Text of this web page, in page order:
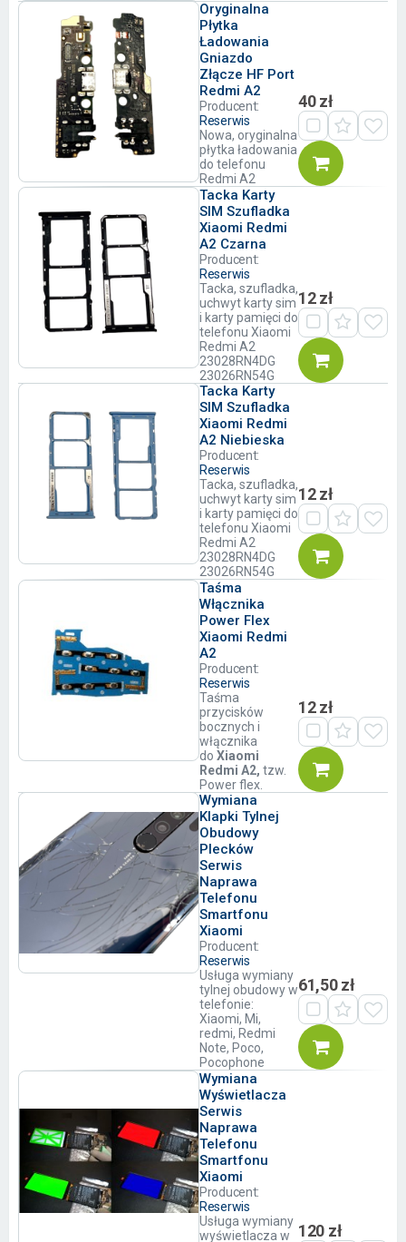
Oryginalna
Płytka
Ładowania
Gniazdo
Złącze HF Port
Redmi A2
Producent:
Reserwis
Nowa, oryginalna
płytka ładowania
do telefonu
Redmi A2
40 zł
Tacka Karty
SIM Szufladka
Xiaomi Redmi
A2 Czarna
Producent:
Reserwis
Tacka, szufladka,
uchwyt karty sim
i karty pamięci do
telefonu Xiaomi
Redmi A2
23028RN4DG
23026RN54G
12 zł
Tacka Karty
SIM Szufladka
Xiaomi Redmi
A2 Niebieska
Producent:
Reserwis
Tacka, szufladka,
uchwyt karty sim
i karty pamięci do
telefonu Xiaomi
Redmi A2
23028RN4DG
23026RN54G
12 zł
Taśma
Włącznika
Power Flex
Xiaomi Redmi
A2
Producent:
Reserwis
Taśma
przycisków
bocznych i
włącznika
do Xiaomi
Redmi A2, tzw.
Power flex.
12 zł
Wymiana
Klapki Tylnej
Obudowy
Plecków
Serwis
Naprawa
Telefonu
Smartfonu
Xiaomi
Producent:
Reserwis
Usługa wymiany
tylnej obudowy w
telefonie:
Xiaomi, Mi,
redmi, Redmi
Note, Poco,
Pocophone
61,50 zł
Wymiana
Wyświetlacza
Serwis
Naprawa
Telefonu
Smartfonu
Xiaomi
Producent:
Reserwis
Usługa wymiany
wyświetlacza w
120 zł